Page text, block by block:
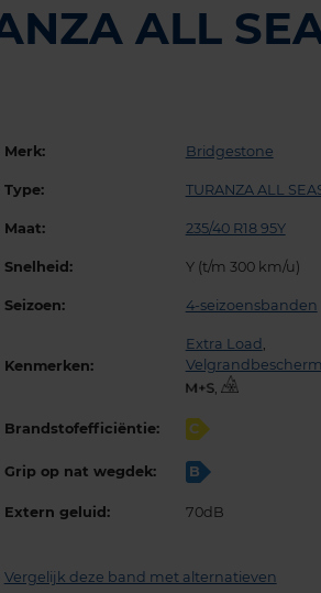
ALL
Merk: Bridgestone
Type: TURANZA ALL
Maat: 235/40 R18 95Y
Snelheid: Y (t/m 300 km/u)
Seizoen: 4-seizoensbanden
Kenmerken:
Extra Load ,
,
Brandstofefficiëntie: C
Grip op nat wegdek: B
Extern geluid: 70dB
Vergelijk deze band met alternatieven